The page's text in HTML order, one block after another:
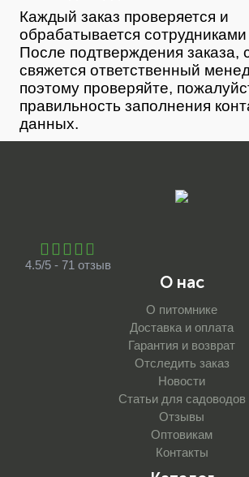
Каждый заказ проверяется и
обрабатывается
После подтверждения заказа,
свяжется ответственный
поэтому проверяйте,
правильность заполнения
данных.
4.5/5 - 71 отзыв
О нас
О питомнике
Доставка и оплата
Гарантия и возврат
Отследить заказ
Новости
Статьи для садоводов
Отзывы
Оптовикам
Контакты